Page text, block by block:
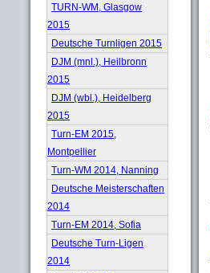
TURN-WM, Glasgow
2015
Deutsche Turnligen 2015
DJM (mnl.), Heilbronn
2015
DJM (wbl.), Heidelberg
2015
Turn-EM 2015,
Montpellier
Turn-WM 2014, Nanning
Deutsche Meisterschaften
2014
Turn-EM 2014, Sofia
Deutsche Turn-Ligen
2014